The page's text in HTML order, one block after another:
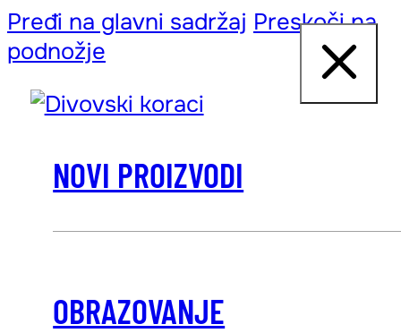
Pređi na glavni sadržaj Preskoči na
podnožje
NOVI PROIZVODI
OBRAZOVANJE